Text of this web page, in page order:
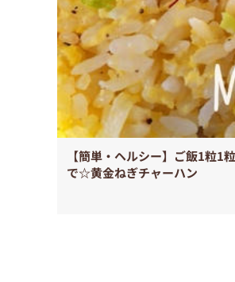
【簡単・ヘルシー】ご飯1粒1
で☆黄金ねぎチャーハン